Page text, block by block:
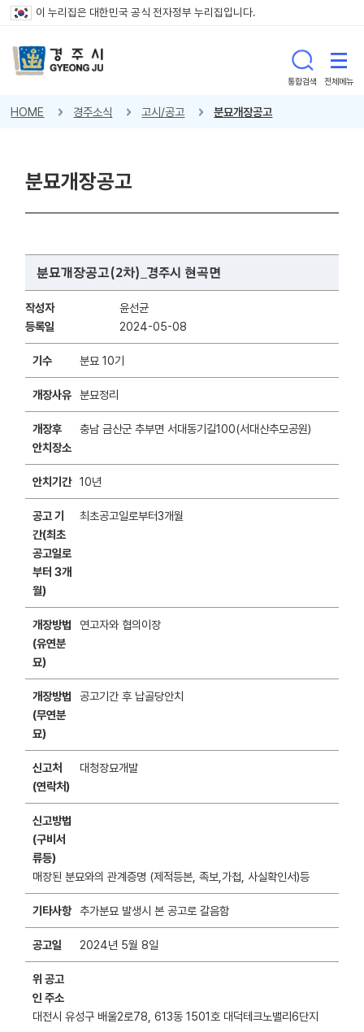
이 누리집은 대한민국 공식 전자정부 누리집입니다.
통합검색 전체메뉴
HOME 경주소식 고시/공고 분묘개장공고
분묘개장공고
분묘개장공고(2차)_경주시 현곡면
작성자
윤선균
등록일
2024-05-08
기수 분묘 10기
개장사유 분묘정리
개장후
안치장소
충남 금산군 추부면 서대동기길100(서대산추모공원)
안치기간 10년
공고 기
간(최초
공고일로
부터 3개
월)
최초공고일로부터3개월
개장방법
(유연분
묘)
연고자와 협의이장
개장방법
(무연분
묘)
공고기간 후 납골당안치
신고처
(연락처)
대청장묘개발
신고방법
(구비서
류등)
매장된 분묘와의 관계증명 (제적등본, 족보,가첩, 사실확인서)등
기타사항 추가분묘 발생시 본 공고로 갈음함
공고일 2024년 5월 8일
위 공고
인 주소
대전시 유성구 배울2로78, 613동 1501호 대덕테크노밸리6단지